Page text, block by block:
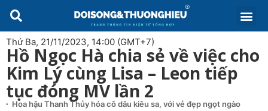
Thứ Ba, 21/11/2023, 14:00 (GMT+7)
Hồ Ngọc Hà chia sẻ về việc cho
Kim Lý cùng Lisa – Leon tiếp
tục đóng MV lần 2
Hoa hậu Thanh Thủy hóa cô dâu kiêu sa, với vẻ đẹp ngọt ngào